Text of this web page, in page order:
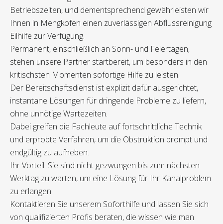
Betriebszeiten, und dementsprechend gewährleisten wir
Ihnen in Mengkofen einen zuverlässigen Abflussreinigung
Eilhilfe zur Verfügung.
Permanent, einschließlich an Sonn- und Feiertagen,
stehen unsere Partner startbereit, um besonders in den
kritischsten Momenten sofortige Hilfe zu leisten.
Der Bereitschaftsdienst ist explizit dafür ausgerichtet,
instantane Lösungen für dringende Probleme zu liefern,
ohne unnötige Wartezeiten.
Dabei greifen die Fachleute auf fortschrittliche Technik
und erprobte Verfahren, um die Obstruktion prompt und
endgültig zu aufheben.
Ihr Vorteil: Sie sind nicht gezwungen bis zum nächsten
Werktag zu warten, um eine Lösung für Ihr Kanalproblem
zu erlangen.
Kontaktieren Sie unserem Soforthilfe und lassen Sie sich
von qualifizierten Profis beraten, die wissen wie man